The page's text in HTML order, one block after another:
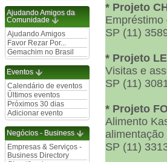
Ajudando Amigos da
Comunidade
Ajudando Amigos
Favor Rezar Por...
Gemachim no Brasil
Eventos
Calendário de eventos
Últimos eventos
Próximos 30 dias
Adicionar evento
Negócios - Business
Empresas & Serviços -
Business Directory
* Projeto
SP (11)
* Projeto
Visitas e
SP (11)
* Projeto
Alimento
alimentação
SP (11)